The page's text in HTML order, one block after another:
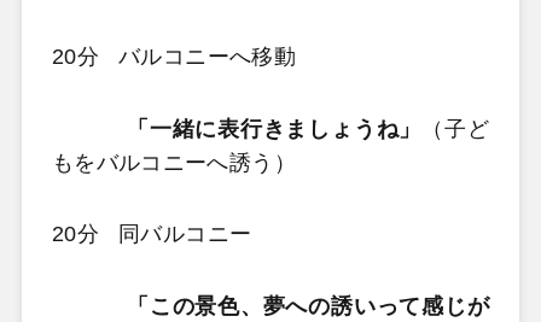
20分 バルコニーへ移動
「一緒に表行きましょうね」
（子ど
もをバルコニーへ誘う）
20分 同バルコニー
「この景色、夢への誘いって感じが